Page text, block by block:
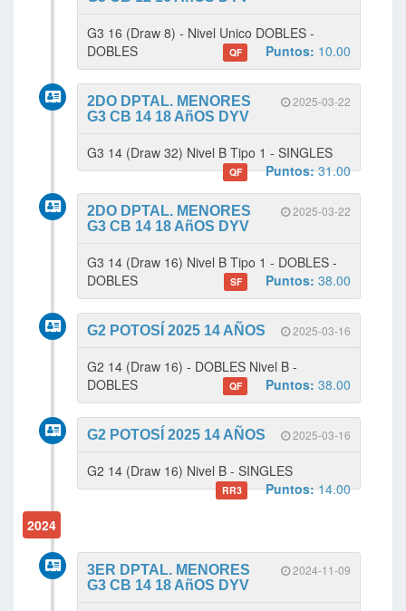
G3 16 (Draw 8) - Nivel Unico DOBLES -
DOBLES
QF Puntos: 10.00
2025-03-22
2DO DPTAL. MENORES
G3 CB 14 18 AñOS DYV
G3 14 (Draw 32) Nivel B Tipo 1 - SINGLES
QF Puntos:31.00
2025-03-22
2DO DPTAL. MENORES
G3 CB 14 18 AñOS DYV
G3 14 (Draw 16) Nivel B Tipo 1 - DOBLES -
DOBLES
SF Puntos: 38.00
2025-03-16
G2 POTOSÍ 2025 14 AÑOS
G2 14 (Draw 16) - DOBLES Nivel B -
DOBLES
QF Puntos: 38.00
2025-03-16
G2 POTOSÍ 2025 14 AÑOS
G2 14 (Draw 16) Nivel B - SINGLES
RR3 Puntos:14.00
2024
2024-11-09
3ER DPTAL. MENORES
G3 CB 14 18 AñOS DYV